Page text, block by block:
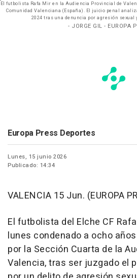
El futbolista Rafa Mir en la Audiencia Provincial de
Comunidad Valenciana (España). El juicio penal
2024 tras una denuncia por agresión
- JORGE GIL - EUROPA
Europa Press Deportes
Lunes, 15 junio 2026
Publicado: 14:34
VALENCIA 15 Jun. (EUROPA
El futbolista del Elche CF
lunes condenado a ocho
por la Sección Cuarta de la
Valencia, tras ser juzgado el